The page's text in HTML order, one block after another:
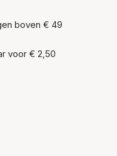
boven € 49
voor € 2,50